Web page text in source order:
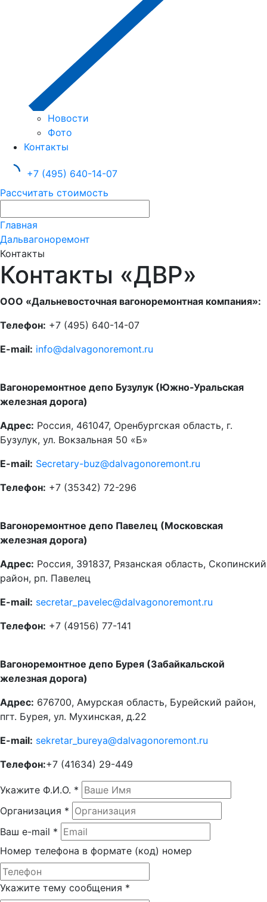
Новости
Фото
Контакты
+7 (495) 640-14-07
Рассчитать стоимость
Главная
Дальвагоноремонт
Контакты
Контакты «ДВР»
ООО «Дальневосточная вагоноремонтная компания»:
Телефон: +7 (495) 640-14-07
E-mail: info@dalvagonoremont.ru
Вагоноремонтное депо Бузулук (Южно-Уральская
железная дорога)
Адрес: Россия, 461047, Оренбургская область, г.
Бузулук, ул. Вокзальная 50 «Б»
E-mail: Secretary-buz@dalvagonoremont.ru
Телефон: +7 (35342) 72-296
Вагоноремонтное депо Павелец (Московская
железная дорога)
Адрес: Россия, 391837, Рязанская область, Скопинский
район, рп. Павелец
E-mail: secretar_pavelec@dalvagonoremont.ru
Телефон: +7 (49156) 77-141
Вагоноремонтное депо Бурея (Забайкальской
железная дорога)
Адрес: 676700, Амурская область, Бурейский район,
пгт. Бурея, ул. Мухинская, д.22
E-mail: sekretar_bureya@dalvagonoremont.ru
Телефон:+7 (41634) 29-449
Укажите Ф.И.О. *
Организация *
Ваш e-mail *
Номер телефона в формате (код) номер
Укажите тему сообщения *